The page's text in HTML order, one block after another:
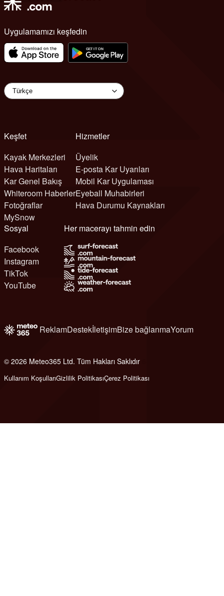
Uygulamamızı keşfedin
Keşfet
Kayak Merkezleri
Hava Haritaları
Kar Genel Bakış
Whiteroom Haberler
Fotoğraflar
MySnow
Hizmetler
Üyelik
E-posta Kar Uyarıları
Mobil Kar Uygulaması
Eyeball Muhabirleri
Hava Durumu Kaynakları
Sosyal
Facebook
Instagram
TikTok
YouTube
Her macerayı tahmin edin
ReklamDestekİletişimBize bağlanmaYorum
© 2026 Meteo365 Ltd. Tüm Hakları Saklıdır
Kullanım KoşullarıGizlilik PolitikasıÇerez Politikası